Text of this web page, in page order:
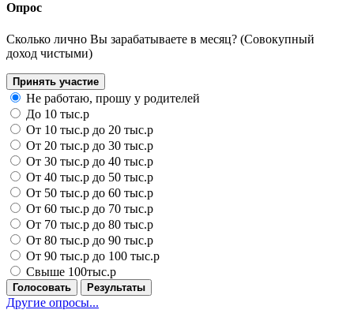
Опрос
Сколько лично Вы зарабатываете в месяц? (Совокупный
доход чистыми)
Принять участие
Не работаю, прошу у родителей
До 10 тыс.р
От 10 тыс.р до 20 тыс.р
От 20 тыс.р до 30 тыс.р
От 30 тыс.р до 40 тыс.р
От 40 тыс.р до 50 тыс.р
От 50 тыс.р до 60 тыс.р
От 60 тыс.р до 70 тыс.р
От 70 тыс.р до 80 тыс.р
От 80 тыс.р до 90 тыс.р
От 90 тыс.р до 100 тыс.р
Свыше 100тыс.р
Голосовать Результаты
Другие опросы...